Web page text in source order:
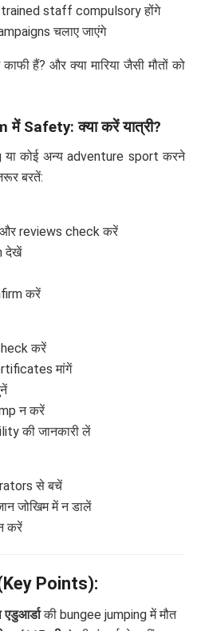
staff compulsory होंगे
चलाए जाएंगे
हैं? और क्या मारिया जैसी मौतों को
Safety: क्या करें यात्री?
कोई अन्य adventure sport करने
बरतें:
reviews check करें
देखें
करें
करें
मांगें
न करें
की जानकारी लें
से बचें
जोखिम में न डालें
करें
Points):
एडुआर्डाकी bungee jumping में मौत